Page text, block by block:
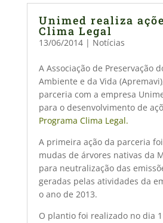
Unimed realiza
Clima Legal
13/06/2014| Notícias
A Associação de Preservação
Ambiente e da Vida
parceria com a empresa
para o desenvolvimento de
Programa Clima Legal.
A primeira ação da parceria
mudas de árvores nativas da
para neutralização das
geradas pelas atividades da
o ano de 2013.
O plantio foi realizado no dia